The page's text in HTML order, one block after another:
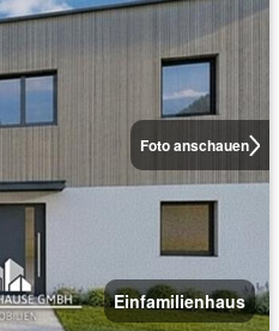
Foto anschauen
Einfamilienhaus